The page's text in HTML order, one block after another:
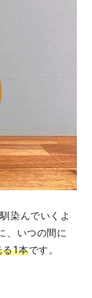
染んでいくよ
、いつの間に
る1本です。